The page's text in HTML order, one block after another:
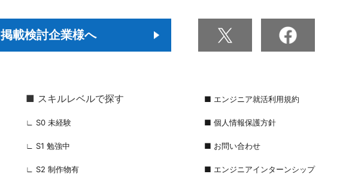
掲載検討企業様へ
■ スキルレベルで探す
∟ S0 未経験
∟ S1 勉強中
∟ S2 制作物有
■ エンジニア就活利用規約
■ 個人情報保護方針
■ お問い合わせ
■ エンジニアインターンシップ